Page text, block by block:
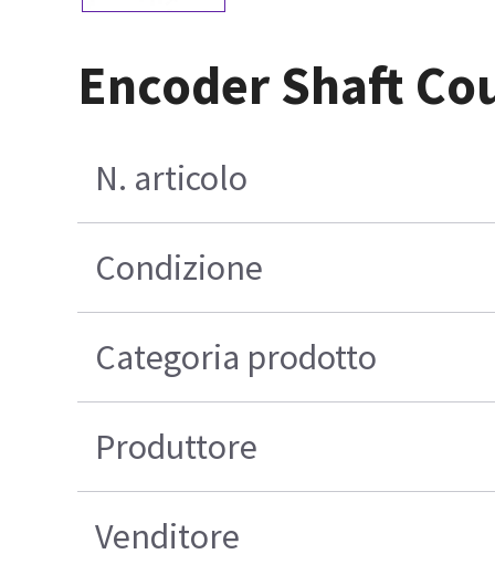
Encoder Shaft
N. articolo
Condizione
Categoria prodotto
Produttore
Venditore